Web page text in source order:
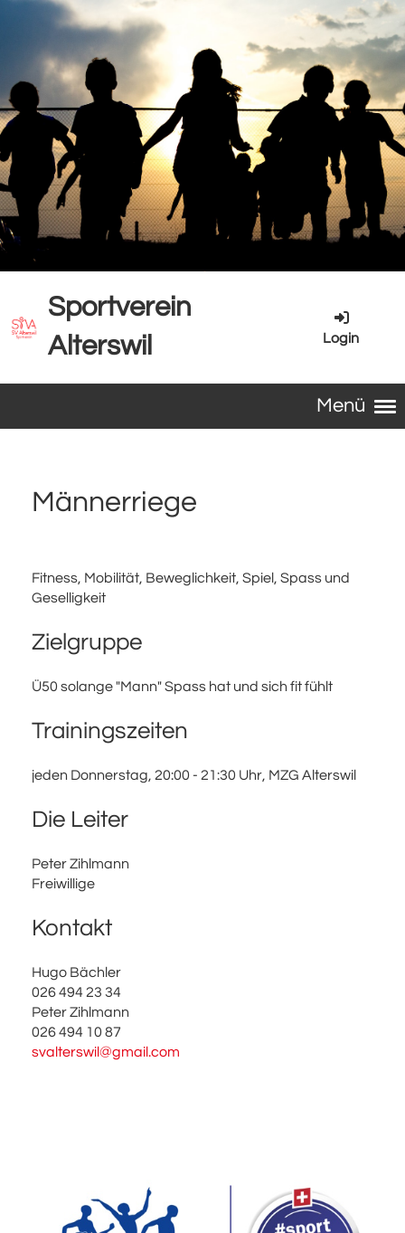
Sportverein
Alterswil
Login
Menü
Männerriege
Fitness, Mobilität, Beweglichkeit, Spiel, Spass und
Geselligkeit
Zielgruppe
Ü50 solange "Mann" Spass hat und sich fit fühlt
Trainingszeiten
jeden Donnerstag, 20:00 - 21:30 Uhr, MZG Alterswil
Die Leiter
Peter Zihlmann
Freiwillige
Kontakt
Hugo Bächler
026 494 23 34
Peter Zihlmann
026 494 10 87
svalterswil@gmail.com